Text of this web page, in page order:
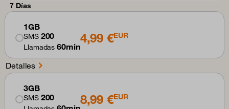
7 Días
1GB
SMS 200
Llamadas60min
4,99 €EUR
Detalles
3GB
SMS 200 8,99 €EUR